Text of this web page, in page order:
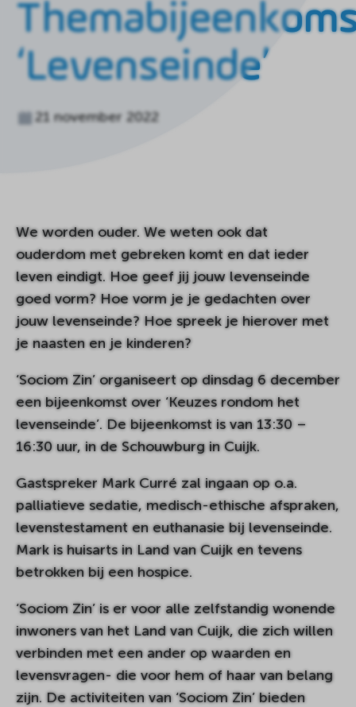
de
homepagina
‘Levenseinde’
21 november 2022
We worden ouder. We weten ook dat
ouderdom met gebreken komt en dat ieder
leven eindigt. Hoe geef jij jouw levenseinde
goed vorm? Hoe vorm je je gedachten over
jouw levenseinde? Hoe spreek je hierover met
je naasten en je kinderen?
‘Sociom Zin’ organiseert op dinsdag 6 december
een bijeenkomst over ‘Keuzes rondom het
levenseinde’. De bijeenkomst is van 13:30 –
16:30 uur, in de Schouwburg in Cuijk.
Gastspreker Mark Curré zal ingaan op o.a.
palliatieve sedatie, medisch-ethische afspraken,
levenstestament en euthanasie bij levenseinde.
Mark is huisarts in Land van Cuijk en tevens
betrokken bij een hospice.
‘Sociom Zin’ is er voor alle zelfstandig wonende
inwoners van het Land van Cuijk, die zich willen
verbinden met een ander op waarden en
levensvragen- die voor hem of haar van belang
zijn. De activiteiten van ‘Sociom Zin’ bieden